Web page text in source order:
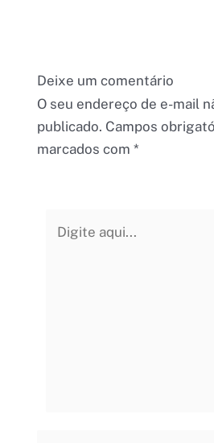
Deixe um comentário
O seu endereço de e-mail
publicado. Campos
marcados com *
aqui...